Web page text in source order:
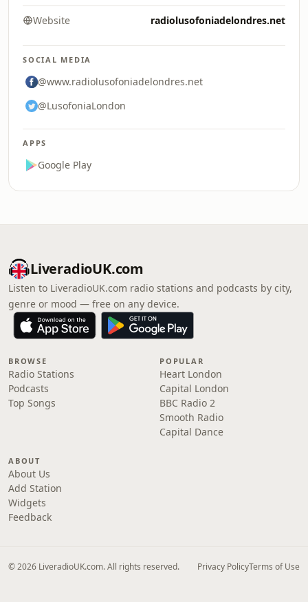
Website radiolusofoniadelondres.net
SOCIAL MEDIA
@www.radiolusofoniadelondres.net
@LusofoniaLondon
APPS
Google Play
LiveradioUK.com
Listen to LiveradioUK.com radio stations and podcasts by city,
genre or mood — free on any device.
BROWSE
Radio Stations
Podcasts
Top Songs
POPULAR
Heart London
Capital London
BBC Radio 2
Smooth Radio
Capital Dance
ABOUT
About Us
Add Station
Widgets
Feedback
© 2026 LiveradioUK.com. All rights reserved. Privacy PolicyTerms of Use